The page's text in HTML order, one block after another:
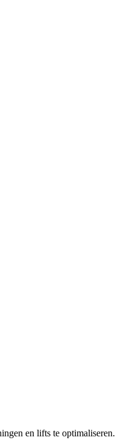
en lifts te optimaliseren.